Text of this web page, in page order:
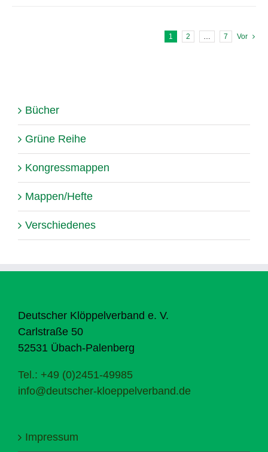
1 2 7 Vor
Bücher
Grüne Reihe
Kongressmappen
Mappen/Hefte
Verschiedenes
Deutscher Klöppelverband e. V.
Carlstraße 50
52531 Übach-Palenberg
Tel.: +49 (0)2451-49985
info@deutscher-kloeppelverband.de
Impressum